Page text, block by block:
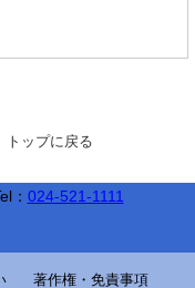
トップに戻る
： 024-521-1111
著作権・免責事項